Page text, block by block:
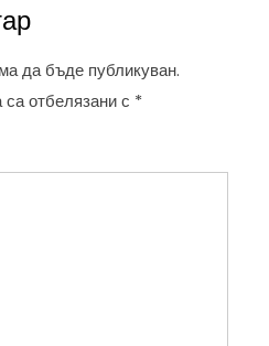
да бъде публикуван.
отбелязани с *